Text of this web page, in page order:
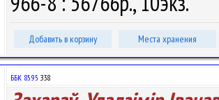
Добавить в корзину Места хранения
ББК 85.95 З38